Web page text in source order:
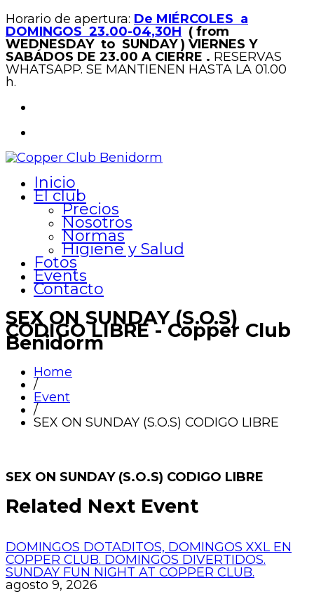
Horario de apertura: De MIÉRCOLES a
DOMINGOS 23.00-04,30H ( from
WEDNESDAY to SUNDAY ) VIERNES Y
SABÁDOS DE 23.00 A CIERRE . RESERVAS
WHATSAPP. SE MANTIENEN HASTA LA 01.00
h.
Inicio
El club
Precios
Nosotros
Normas
Higiene y Salud
Fotos
Events
Contacto
SEX ON SUNDAY (S.O.S)
CODIGO LIBRE - Copper Club
Benidorm
Home
/
Event
/
SEX ON SUNDAY (S.O.S) CODIGO LIBRE
SEX ON SUNDAY (S.O.S) CODIGO LIBRE
Related Next Event
DOMINGOS DOTADITOS, DOMINGOS XXL EN
COPPER CLUB. DOMINGOS DIVERTIDOS.
SUNDAY FUN NIGHT AT COPPER CLUB.
agosto 9, 2026